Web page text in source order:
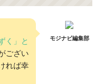
く」と
ござい
れば幸
モジナビ編集部